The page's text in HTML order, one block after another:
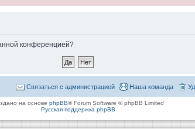
конференцией?
Наша команда
Связаться с администрацией
на основе phpBB® Forum Software © phpBB Limited
Русская поддержка phpBB